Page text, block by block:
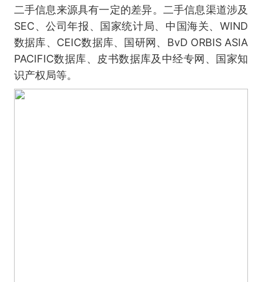
二手信息来源具有一定的差异。二手信息渠道涉及
SEC、公司年报、国家统计局、中国海关、WIND
数据库、CEIC数据库、国研网、BvD ORBIS ASIA
PACIFIC数据库、皮书数据库及中经专网、国家知
识产权局等。